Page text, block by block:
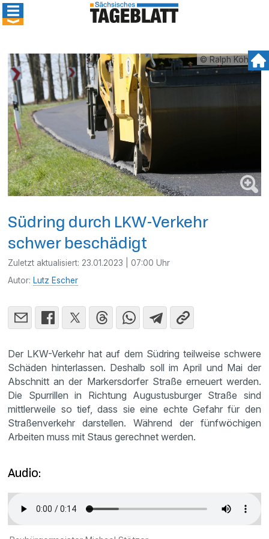
© Ralph Köhler
Südring durch LKW-Verkehr
schwer beschädigt
Zuletzt aktualisiert: 23.01.2023 | 07:00 Uhr
Autor: Lutz Escher
Der LKW-Verkehr hat auf dem Südring teilweise schwere
Schäden hinterlassen. Deshalb soll im April und Mai der
Abschnitt an der Markersdorfer Straße erneuert werden.
Die Spurrillen in Richtung Augustusburger Straße sind
mittlerweile so tief, dass sie eine echte Gefahr für den
Straßenverkehr darstellen. Während der fünfwöchigen
Arbeiten muss mit Staus gerechnet werden.
Audio: